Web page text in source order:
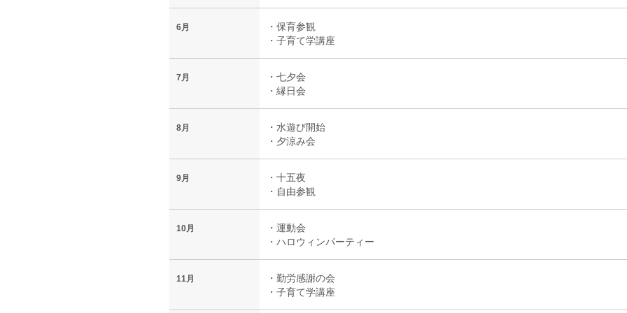
6月
・保育参観
・子育て学講座
7月
・七夕会
・縁日会
8月
・水遊び開始
・夕涼み会
9月
・十五夜
・自由参観
10月
・運動会
・ハロウィンパーティー
11月
・勤労感謝の会
・子育て学講座